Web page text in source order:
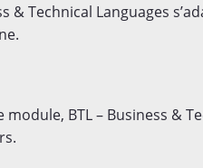
& Technical Languages
module, BTL – Business &